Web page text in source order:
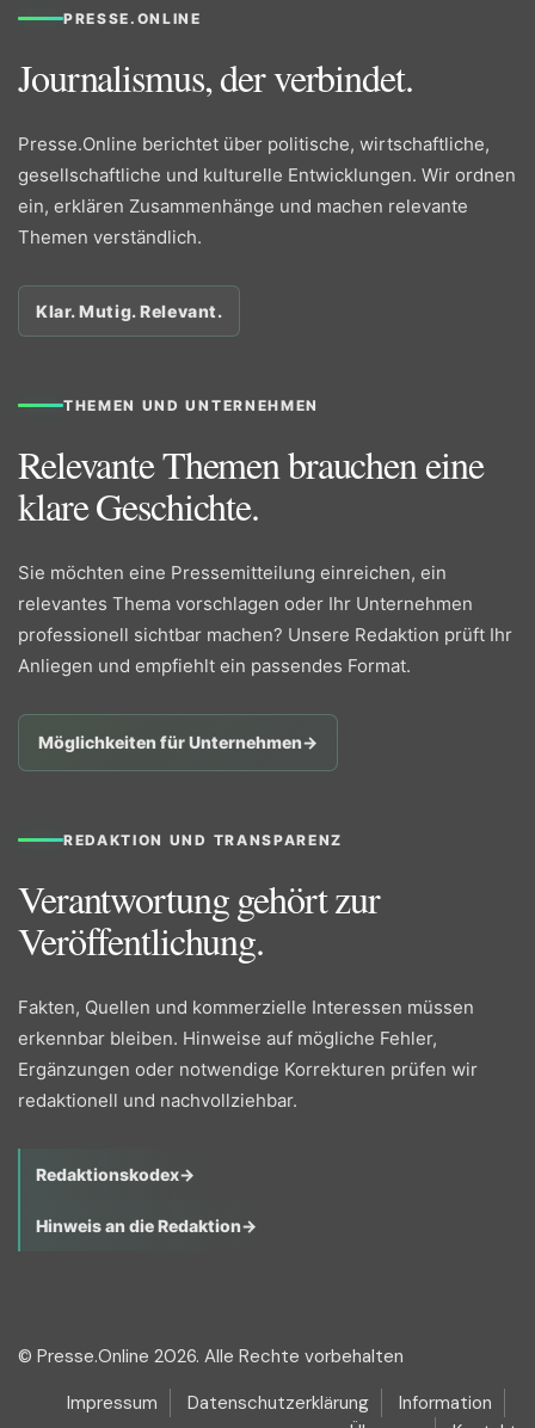
PRESSE.ONLINE
Journalismus, der verbindet.
Presse.Online berichtet über politische, wirtschaftliche,
gesellschaftliche und kulturelle Entwicklungen. Wir ordnen
ein, erklären Zusammenhänge und machen relevante
Themen verständlich.
Klar. Mutig. Relevant.
THEMEN UND UNTERNEHMEN
Relevante Themen brauchen eine
klare Geschichte.
Sie möchten eine Pressemitteilung einreichen, ein
relevantes Thema vorschlagen oder Ihr Unternehmen
professionell sichtbar machen? Unsere Redaktion prüft Ihr
Anliegen und empfiehlt ein passendes Format.
Möglichkeiten für Unternehmen→
REDAKTION UND TRANSPARENZ
Verantwortung gehört zur
Veröffentlichung.
Fakten, Quellen und kommerzielle Interessen müssen
erkennbar bleiben. Hinweise auf mögliche Fehler,
Ergänzungen oder notwendige Korrekturen prüfen wir
redaktionell und nachvollziehbar.
Redaktionskodex→
Hinweis an die Redaktion→
© Presse.Online 2026. Alle Rechte vorbehalten
Impressum
Datenschutzerklärung
Information